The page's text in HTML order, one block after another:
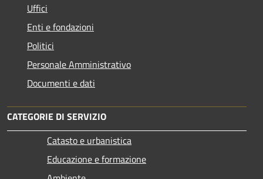
Uffici
Enti e fondazioni
Politici
Personale Amministrativo
Documenti e dati
CATEGORIE DI SERVIZIO
Catasto e urbanistica
Educazione e formazione